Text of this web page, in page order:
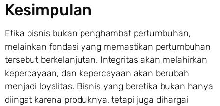
Kesimpulan
Etika bisnis bukan penghambat pertumbuhan,
melainkan fondasi yang memastikan pertumbuhan
tersebut berkelanjutan. Integritas akan melahirkan
kepercayaan, dan kepercayaan akan berubah
menjadi loyalitas. Bisnis yang beretika bukan hanya
diingat karena produknya, tetapi juga dihargai